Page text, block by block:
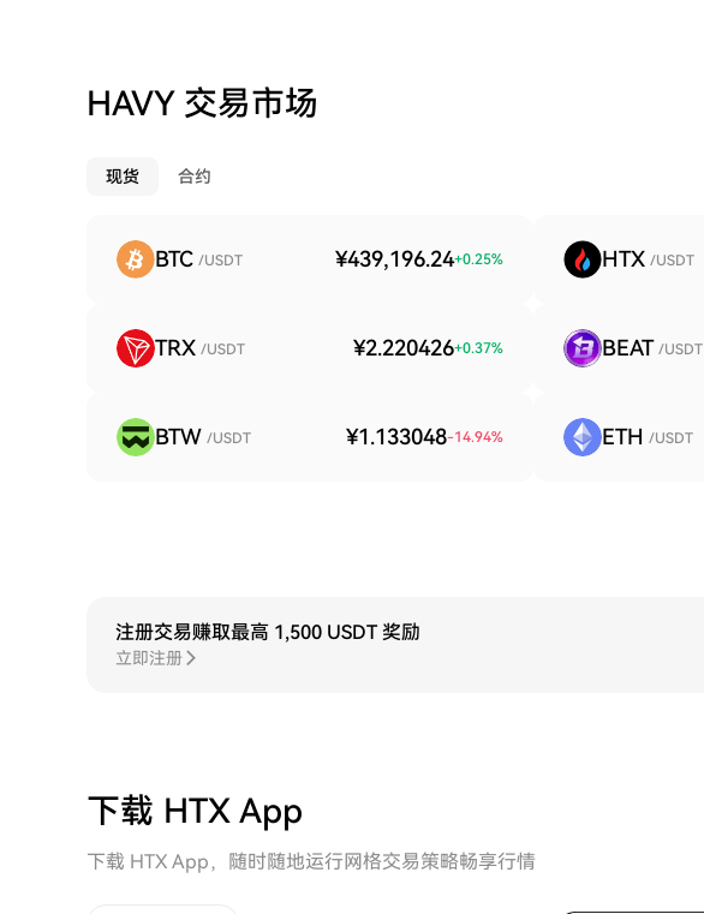
HAVY 交易市场
现货 合约
BTC /USDT ¥439,196.24+0.25% HTX /USDT
TRX /USDT ¥2.220426+0.37% BEAT /USDT
BTW /USDT ¥1.133048-14.94% ETH /USDT
注册交易赚取最高 1,500 USDT 奖励
立即注册
下载 HTX App
下载 HTX App，随时随地运行网格交易策略畅享行情